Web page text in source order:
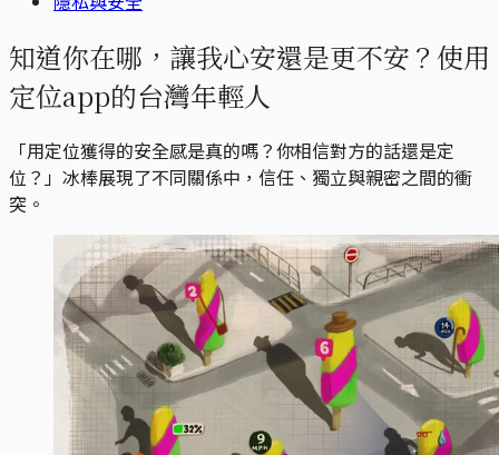
知道你在哪，讓我心安還是更不安？使用
定位app的台灣年輕人
「用定位獲得的安全感是真的嗎？你相信對方的話還是定
位？」冰棒展現了不同關係中，信任、獨立與親密之間的衝
突。